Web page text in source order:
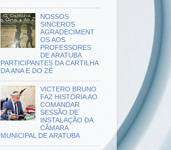
NOSSOS
SINCEROS
AGRADECIMENT
OS AOS
PROFESSORES
DE ARATUBA
PARTICIPANTES DA CARTILHA
DA ANA E DO ZÉ
VICTERO BRUNO
FAZ HISTÓRIA AO
COMANDAR
SESSÃO DE
INSTALAÇÃO DA
CÂMARA
MUNICIPAL DE ARATUBA